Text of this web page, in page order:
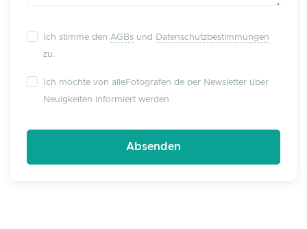
Ich stimme den AGBs und
Datenschutzbestimmungen
zu.
Ich möchte von alleFotografen.de per Newsletter über
Neuigkeiten informiert werden.